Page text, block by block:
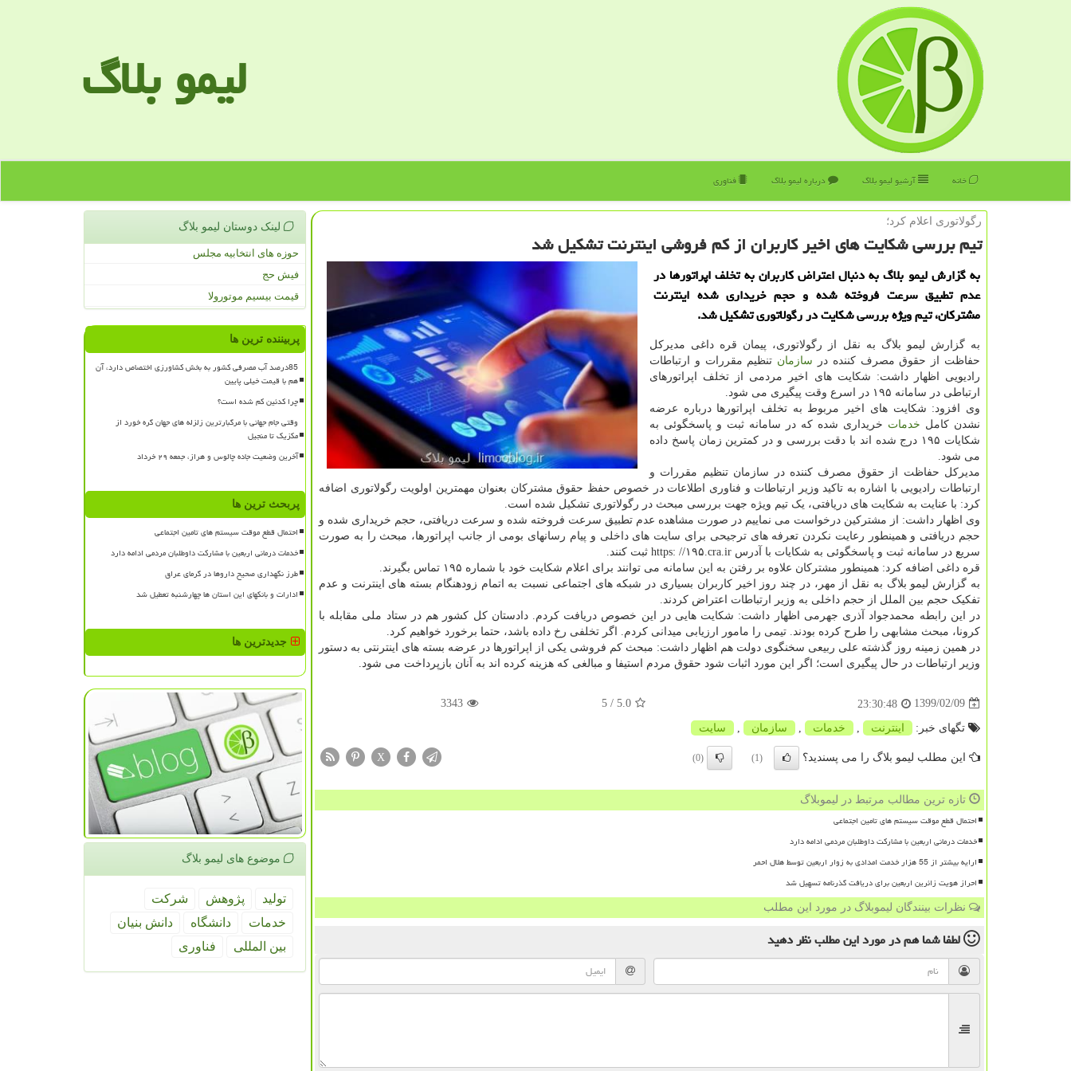
لیمو بلاگ
خانه آرشیو لیمو بلاگ درباره لیمو بلاگ فناوری
رگولاتوری اعلام كرد؛
تیم بررسی شكایت های اخیر كاربران از كم فروشی اینترنت تشكیل شد
به گزارش لیمو بلاگ به دنبال اعتراض كاربران به تخلف اپراتورها در
عدم تطبیق سرعت فروخته شده و حجم خریداری شده اینترنت
مشتركان، تیم ویژه بررسی شكایت در رگولاتوری تشكیل شد.
به گزارش لیمو بلاگ به نقل از رگولاتوری، پیمان قره داغی مدیرکل
حفاظت از حقوق مصرف کننده در سازمان تنظیم مقررات و ارتباطات
رادیویی اظهار داشت: شکایت های اخیر مردمی از تخلف اپراتورهای
ارتباطی در سامانه ۱۹۵ در اسرع وقت پیگیری می شود.
وی افزود: شکایت های اخیر مربوط به تخلف اپراتورها درباره عرضه
نشدن کامل خدمات خریداری شده که در سامانه ثبت و پاسخگوئی به
شکایات ۱۹۵ درج شده اند با دقت بررسی و در کمترین زمان پاسخ داده
می شود.
مدیرکل حفاظت از حقوق مصرف کننده در سازمان تنظیم مقررات و
ارتباطات رادیویی با اشاره به تاکید وزیر ارتباطات و فناوری اطلاعات در خصوص حفظ حقوق مشترکان بعنوان مهمترین اولویت رگولاتوری اضافه
کرد: با عنایت به شکایت های دریافتی، یک تیم ویژه جهت بررسی مبحث در رگولاتوری تشکیل شده است.
وی اظهار داشت: از مشترکین درخواست می نماییم در صورت مشاهده عدم تطبیق سرعت فروخته شده و سرعت دریافتی، حجم خریداری شده و
حجم دریافتی و همینطور رعایت نکردن تعرفه های ترجیحی برای سایت های داخلی و پیام رسانهای بومی از جانب اپراتورها، مبحث را به صورت
سریع در سامانه ثبت و پاسخگوئی به شکایات با آدرس https: //۱۹۵.cra.ir ثبت کنند.
قره داغی اضافه کرد: همینطور مشترکان علاوه بر رفتن به این سامانه می توانند برای اعلام شکایت خود با شماره ۱۹۵ تماس بگیرند.
به گزارش لیمو بلاگ به نقل از مهر، در چند روز اخیر کاربران بسیاری در شبکه های اجتماعی نسبت به اتمام زودهنگام بسته های اینترنت و عدم
تفکیک حجم بین الملل از حجم داخلی به وزیر ارتباطات اعتراض کردند.
در این رابطه محمدجواد آذری جهرمی اظهار داشت: شکایت هایی در این خصوص دریافت کردم. دادستان کل کشور هم در ستاد ملی مقابله با
کرونا، مبحث مشابهی را طرح کرده بودند. تیمی را مامور ارزیابی میدانی کردم. اگر تخلفی رخ داده باشد، حتما برخورد خواهیم کرد.
در همین زمینه روز گذشته علی ربیعی سخنگوی دولت هم اظهار داشت: مبحث کم فروشی یکی از اپراتورها در عرضه بسته های اینترنتی به دستور
وزیر ارتباطات در حال پیگیری است؛ اگر این مورد اثبات شود حقوق مردم استیفا و مبالغی که هزینه کرده اند به آنان بازپرداخت می شود.
1399/02/09
23:30:48
5.0
/ 5
3343
تگهای خبر: اینترنت خدمات سازمان سایت
این مطلب لیمو بلاگ را می پسندید؟ (1)
(0)
X
تازه ترین مطالب مرتبط در لیموبلاگ
احتمال قطع موقت سیستم های تامین اجتماعی
خدمات درمانی اربعین با مشارکت داوطلبان مردمی ادامه دارد
ارایه بیشتر از 55 هزار خدمت امدادی به زوار اربعین توسط هلال احمر
احراز هویت زائرین اربعین برای دریافت گذرنامه تسهیل شد
نظرات بینندگان لیموبلاگ در مورد این مطلب
لطفا شما همدر مورد این مطلبنظر دهید
لینک دوستان لیمو بلاگ
حوزه های انتخابیه مجلس
فیش حج
قیمت بیسیم موتورولا
پربیننده ترین ها
85درصد آب مصرفی کشور به بخش کشاورزی اختصاص دارد، آن
هم با قیمت خیلی پایین
چرا کدئین کم شده است؟
وقتی جام جهانی با مرگبارترین زلزله های جهان گره خورد از
مکزیک تا منجیل
آخرین وضعیت جاده چالوس و هراز، جمعه ۲۹ خرداد
پربحث ترین ها
احتمال قطع موقت سیستم های تامین اجتماعی
خدمات درمانی اربعین با مشارکت داوطلبان مردمی ادامه دارد
طرز نگهداری صحیح داروها در گرمای عراق
ادارات و بانکهای این استان ها چهارشنبه تعطیل شد
جدیدترین ها
موضوع های لیمو بلاگ
تولید پژوهش
شركت
خدمات
دانشگاه
دانش بنیان
بین المللی
فناوری